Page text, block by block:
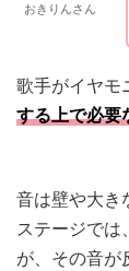
おきりんさん
歌手がイヤモ
する上で必要
音は壁や大き
ステージでは
が、その音が